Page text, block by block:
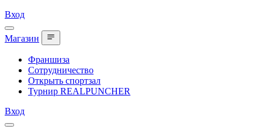
Вход
Магазин
Франшиза
Сотрудничество
Открыть спортзал
Турнир REALPUNCHER
Вход